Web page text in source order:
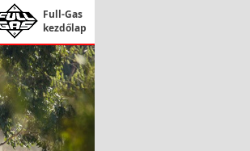
Full-Gas
kezdőlap